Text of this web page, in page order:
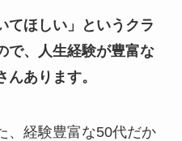
てほしい」というクラ
で、人生経験が豊富な
あります。
、経験豊富な50代だか